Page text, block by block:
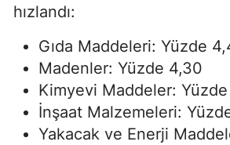
hızlandı:
Gıda Maddeleri: Yüzde
Madenler: Yüzde 4,30
Kimyevi Maddeler:
İnşaat Malzemeleri:
Yakacak ve Enerji